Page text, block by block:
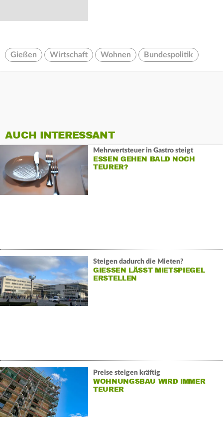
Gießen Wirtschaft Wohnen Bundespolitik
AUCH INTERESSANT
Mehrwertsteuer in Gastro steigt
ESSEN GEHEN BALD NOCH
TEURER?
Steigen dadurch die Mieten?
GIESSEN LÄSST MIETSPIEGEL E
RSTELLEN
Preise steigen kräftig
WOHNUNGSBAU WIRD IMMER
TEURER